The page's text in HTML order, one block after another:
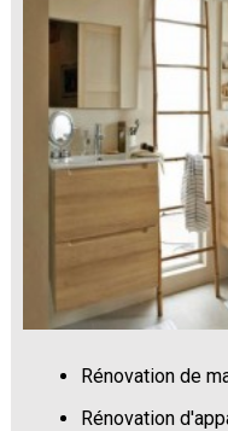
Rénovation de
Rénovation